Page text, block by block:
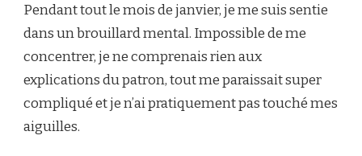
Pendant tout le mois de janvier, je me suis sentie
dans un brouillard mental. Impossible de me
concentrer, je ne comprenais rien aux
explications du patron, tout me paraissait super
compliqué et je n’ai pratiquement pas touché mes
aiguilles.